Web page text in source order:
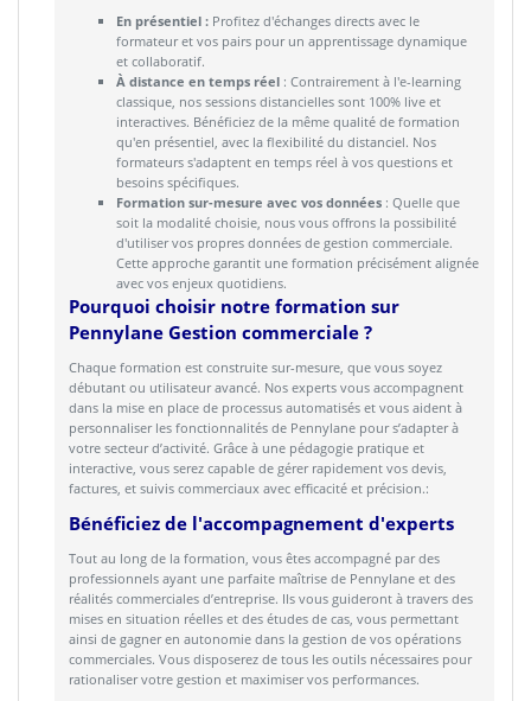
En présentiel : Profitez d'échanges directs avec le
formateur et vos pairs pour un apprentissage dynamique
et collaboratif.
À distance en temps réel : Contrairement à l'e-learning
classique, nos sessions distancielles sont 100% live et
interactives. Bénéficiez de la même qualité de formation
qu'en présentiel, avec la flexibilité du distanciel. Nos
formateurs s'adaptent en temps réel à vos questions et
besoins spécifiques.
Formation sur-mesure avec vos données : Quelle que
soit la modalité choisie, nous vous offrons la possibilité
d'utiliser vos propres données de gestion commerciale.
Cette approche garantit une formation précisément alignée
avec vos enjeux quotidiens.
Pourquoi choisir notre formation sur
Pennylane Gestion commerciale ?
Chaque formation est construite sur-mesure, que vous soyez
débutant ou utilisateur avancé. Nos experts vous accompagnent
dans la mise en place de processus automatisés et vous aident à
personnaliser les fonctionnalités de Pennylane pour s’adapter à
votre secteur d’activité. Grâce à une pédagogie pratique et
interactive, vous serez capable de gérer rapidement vos devis,
factures, et suivis commerciaux avec efficacité et précision.:
Bénéficiez de l'accompagnement d'experts
Tout au long de la formation, vous êtes accompagné par des
professionnels ayant une parfaite maîtrise de Pennylane et des
réalités commerciales d’entreprise. Ils vous guideront à travers des
mises en situation réelles et des études de cas, vous permettant
ainsi de gagner en autonomie dans la gestion de vos opérations
commerciales. Vous disposerez de tous les outils nécessaires pour
rationaliser votre gestion et maximiser vos performances.